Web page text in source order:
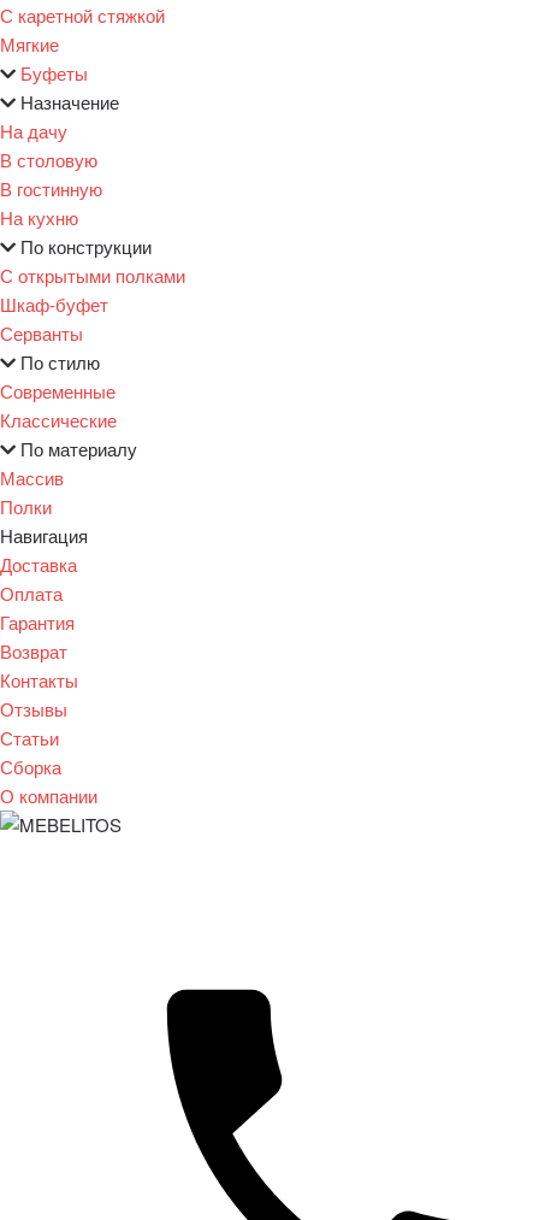
С каретной стяжкой
Мягкие
Буфеты
Назначение
На дачу
В столовую
В гостинную
На кухню
По конструкции
С открытыми полками
Шкаф-буфет
Серванты
По стилю
Современные
Классические
По материалу
Массив
Полки
Навигация
Доставка
Оплата
Гарантия
Возврат
Контакты
Отзывы
Статьи
Сборка
О компании